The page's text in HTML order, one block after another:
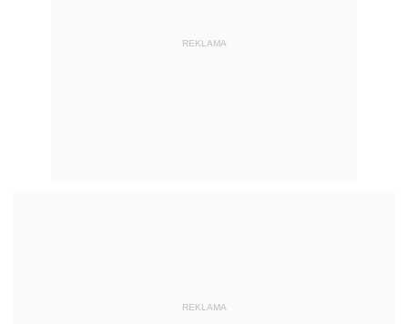
REKLAMA
REKLAMA